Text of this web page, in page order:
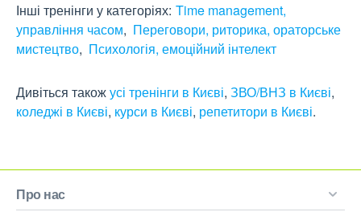
Інші тренінги у категоріях: Time management,
управління часом
Переговори, риторика, ораторське
мистецтво Психологія, емоційний інтелект
Дивіться такожусі тренінги в Києві, ЗВО/ВНЗ в Києві,
коледжі в Києві, курси в Києві, репетитори в Києві.
Про нас